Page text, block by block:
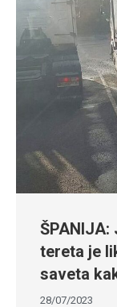
tereta je
saveta
28/07/2023